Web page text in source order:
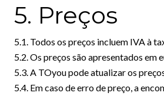
5. Preços
5.1. Todos os preços incluem IVA à
5.2. Os preços são apresentados em
5.3. A TOyou pode atualizar os
5.4. Em caso de erro de preço, a